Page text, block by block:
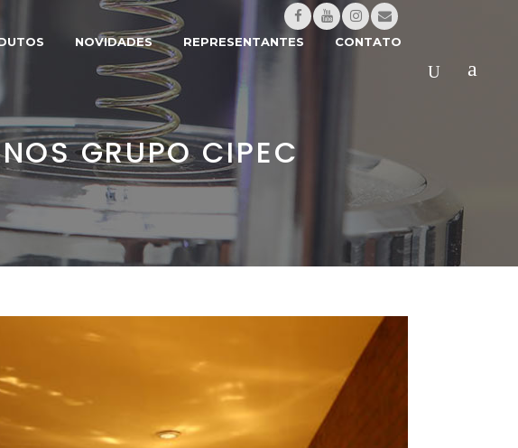
NOVIDADES REPRESENTANTES CONTATO
GRUPO CIPEC